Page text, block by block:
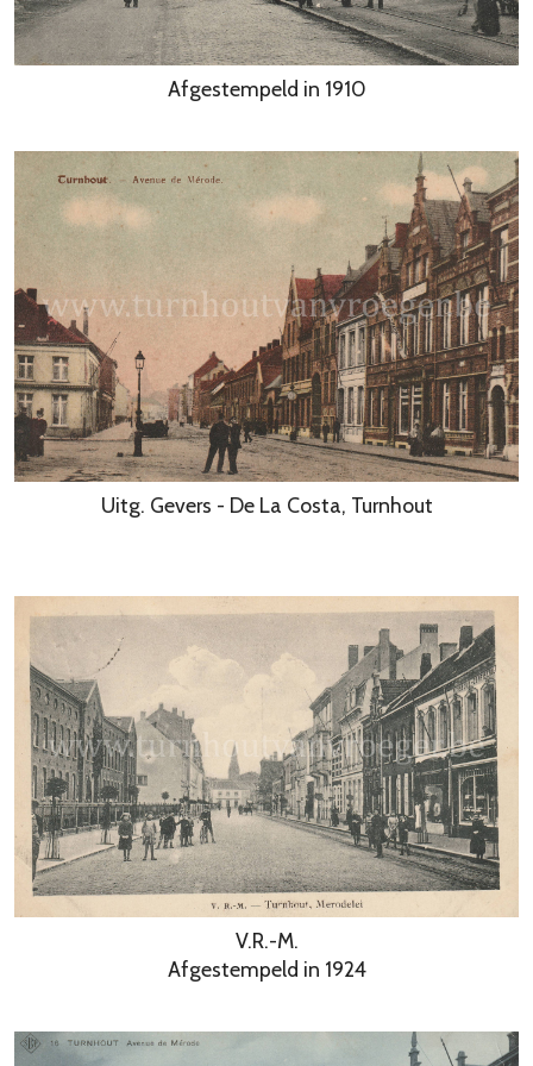
Afgestempeld in 1910
Uitg. Gevers - De La Costa, Turnhout
V.R.-M.
Afgestempeld in 1924